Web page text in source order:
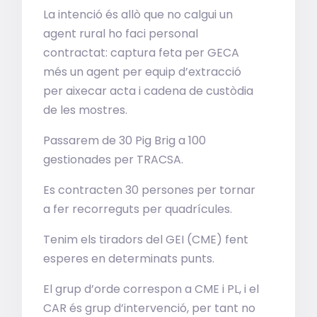
La intenció és allò que no calgui un
agent rural ho faci personal
contractat: captura feta per GECA
més un agent per equip d’extracció
per aixecar acta i cadena de custòdia
de les mostres.
Passarem de 30 Pig Brig a 100
gestionades per TRACSA.
Es contracten 30 persones per tornar
a fer recorreguts per quadrícules.
Tenim els tiradors del GEI (CME) fent
esperes en determinats punts.
El grup d’orde correspon a CME i PL, i el
CAR és grup d’intervenció, per tant no